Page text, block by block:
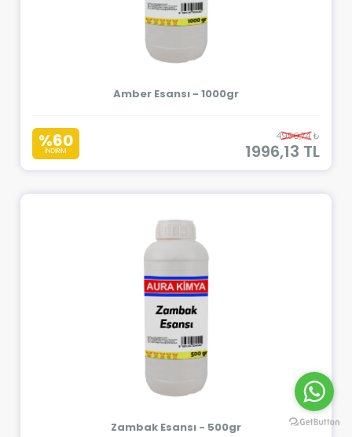
Amber Esansı - 1000gr
%60
İNDİRİM
4950,74 ₺
1996,13 TL
Zambak Esansı - 500gr